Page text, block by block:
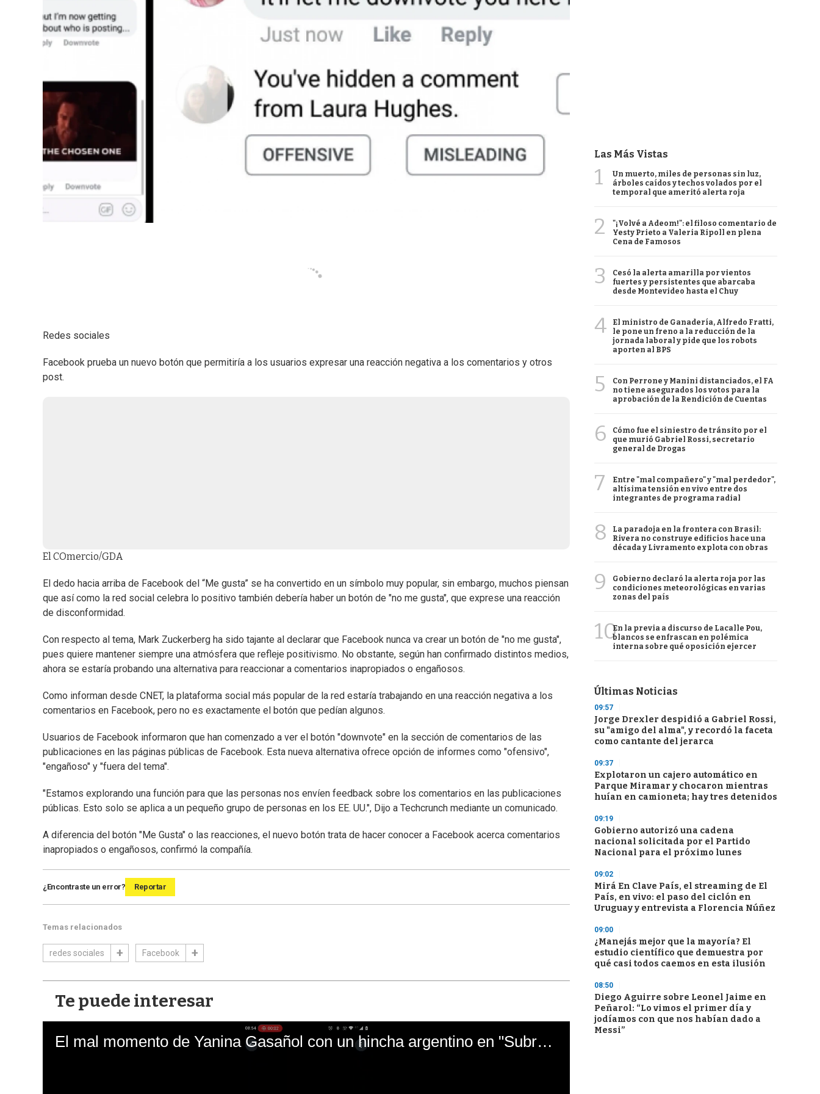
Redes sociales
Facebook prueba un nuevo botón que permitiría a los usuarios expresar una reacción negativa a los comentarios y otros
post.
El COmercio/GDA
El dedo hacia arriba de Facebook del “Me gusta” se ha convertido en un símbolo muy popular, sin embargo, muchos piensan
que así como la red social celebra lo positivo también debería haber un botón de "no me gusta", que exprese una reacción
de disconformidad.
Con respecto al tema, Mark Zuckerberg ha sido tajante al declarar que Facebook nunca va crear un botón de "no me gusta",
pues quiere mantener siempre una atmósfera que refleje positivismo. No obstante, según han confirmado distintos medios,
ahora se estaría probando una alternativa para reaccionar a comentarios inapropiados o engañosos.
Como informan desde CNET, la plataforma social más popular de la red estaría trabajando en una reacción negativa a los
comentarios en Facebook, pero no es exactamente el botón que pedían algunos.
Usuarios de Facebook informaron que han comenzado a ver el botón "downvote" en la sección de comentarios de las
publicaciones en las páginas públicas de Facebook. Esta nueva alternativa ofrece opción de informes como "ofensivo",
"engañoso" y "fuera del tema".
"Estamos explorando una función para que las personas nos envíen feedback sobre los comentarios en las publicaciones
públicas. Esto solo se aplica a un pequeño grupo de personas en los EE. UU.", Dijo a Techcrunch mediante un comunicado.
A diferencia del botón "Me Gusta" o las reacciones, el nuevo botón trata de hacer conocer a Facebook acerca comentarios
inapropiados o engañosos, confirmó la compañía.
¿Encontraste un error? Reportar
Temas relacionados
redes sociales Facebook
Te puede interesar
El mal momento de Yanina Gasañol con un hincha argentino en "Subrayado"
Las Más Vistas
1
Un muerto, miles de personas sin luz,
árboles caídos y techos volados por el
temporal que ameritó alerta roja
2
"¡Volvé a Adeom!": el filoso comentario de
Yesty Prieto a Valeria Ripoll en plena
Cena de Famosos
3
Cesó la alerta amarilla por vientos
fuertes y persistentes que abarcaba
desde Montevideo hasta el Chuy
4
El ministro de Ganadería, Alfredo Fratti,
le pone un freno a la reducción de la
jornada laboral y pide que los robots
aporten al BPS
5
Con Perrone y Manini distanciados, el FA
no tiene asegurados los votos para la
aprobación de la Rendición de Cuentas
6
Cómo fue el siniestro de tránsito por el
que murió Gabriel Rossi, secretario
general de Drogas
7
Entre "mal compañero" y "mal perdedor",
altísima tensión en vivo entre dos
integrantes de programa radial
8
La paradoja en la frontera con Brasil:
Rivera no construye edificios hace una
década y Livramento explota con obras
9
Gobierno declaró la alerta roja por las
condiciones meteorológicas en varias
zonas del país
10En la previa a discurso de Lacalle Pou,
blancos se enfrascan en polémica
interna sobre qué oposición ejercer
Últimas Noticias
09:57
Jorge Drexler despidió a Gabriel Rossi,
su "amigo del alma", y recordó la faceta
como cantante del jerarca
09:37
Explotaron un cajero automático en
Parque Miramar y chocaron mientras
huían en camioneta; hay tres detenidos
09:19
Gobierno autorizó una cadena
nacional solicitada por el Partido
Nacional para el próximo lunes
09:02
Mirá En Clave País, el streaming de El
País, en vivo: el paso del ciclón en
Uruguay y entrevista a Florencia Núñez
09:00
¿Manejás mejor que la mayoría? El
estudio científico que demuestra por
qué casi todos caemos en esta ilusión
08:50
Diego Aguirre sobre Leonel Jaime en
Peñarol: “Lo vimos el primer día y
jodíamos con que nos habían dado a
Messi”